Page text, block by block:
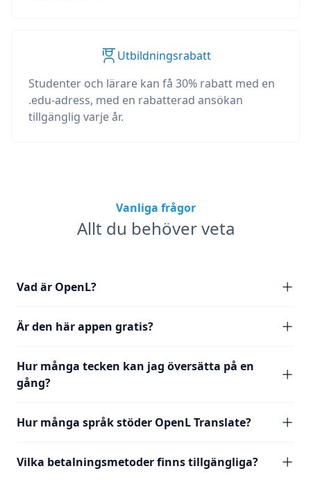
Utbildningsrabatt
Studenter och lärare kan få 30% rabatt med en
.edu-adress, med en rabatterad ansökan
tillgänglig varje år.
Vanliga frågor
Allt du behöver veta
Vad är OpenL?
Är den här appen gratis?
Hur många tecken kan jag översätta på en
gång?
Hur många språk stöder OpenL Translate?
Vilka betalningsmetoder finns tillgängliga?